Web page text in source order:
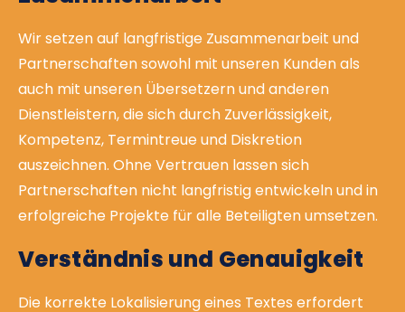
Wir setzen auf langfristige Zusammenarbeit und
Partnerschaften sowohl mit unseren Kunden als
auch mit unseren Übersetzern und anderen
Dienstleistern, die sich durch Zuverlässigkeit,
Kompetenz, Termintreue und Diskretion
auszeichnen. Ohne Vertrauen lassen sich
Partnerschaften nicht langfristig entwickeln und in
erfolgreiche Projekte für alle Beteiligten umsetzen.
Verständnis und Genauigkeit
Die korrekte Lokalisierung eines Textes erfordert